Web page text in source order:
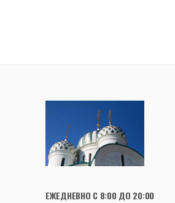
ЕЖЕДНЕВНО С 8:00 ДО 20:00